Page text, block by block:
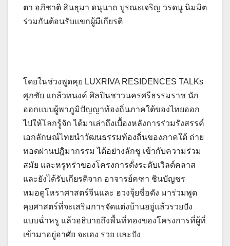
ตา อภิชาติ สินธุมา ดนุนาถ บูรณะเจริญ วรดนู นิมมิต
ร่วมกันต้อนรับแขกผู้มีเกียรติ
โดยในช่วงพูดคุย LUXRIVA RESIDENCES TALKs
ศุภชัย แกล้วทนงค์ ศิลปินชาวนครศรีธรรมราช นัก
ออกแบบผู้พาภูมิปัญญาท้องถิ่นภาคใต้ของไทยออก
ไปให้โลกรู้จัก ได้มาเล่าถึงเบื้องหลังการร่วมรังสรรค์
เอกลักษณ์ไทยนำวัฒนธรรมท้องถิ่นของภาคใต้ ถ่าย
ทอดผ่านปฎิมากรรม ได้อย่างลักชู เข้ากับความร่วม
สมัย และหรูหร่าของโครงการดั่งระดับเวิลด์คลาส
และยังได้รับเกียรติจาก อาจารย์คฑา ชินบัญชร
หมอดูโหราศาสตร์จีนและ ฮวงจุ้ยชื่อดัง มาร่วมพูด
คุยศาสตร์ที่จะเสริมการจัดแต่งบ้านอยู่แล้วรวยปัง
แบบฉ่ำหรู แล้วอธิบายถึงพื้นที่ทองของโครงการที่ผู้ที่
เข้ามาอยู่อาศัย จะเฮง รวย และปัง